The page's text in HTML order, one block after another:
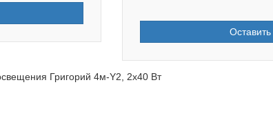
Оставить
Григорий 4м-Y2, 2х40 Вт